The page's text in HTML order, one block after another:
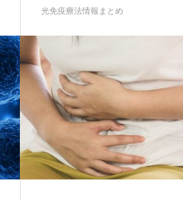
光免疫療法情報まとめ